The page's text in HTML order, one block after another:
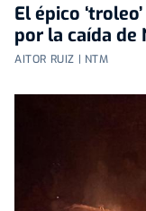
El épico
por la caída de
AITOR RUIZ | NTM